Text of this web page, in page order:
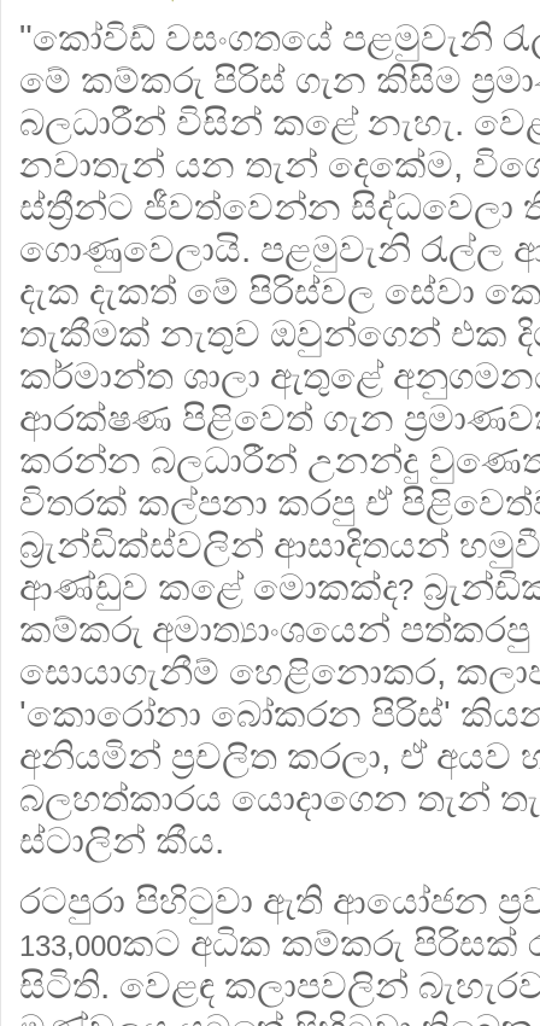
"කෝවිඩ් වසංගතයේ පළමුවැනි
මේ කම්කරු පිරිස් ගැන කිසිම
බලධාරීන් විසින් කළේ නැහැ.
නවාතැන් යන තැන් දෙකේම,
ස්ත්‍රීන්ට ජීවත්වෙන්න
ගොණුවෙලායි. පළමුවැනි රැල්ල
දැක දැකත් මේ පිරිස්වල සේවා
තැකීමක් නැතුව ඔවුන්ගෙන් එක
කර්මාන්ත ශාලා ඇතුළේ
ආරක්ෂණ පිළිවෙත් ගැන
කරන්න බලධාරීන් උනන්දු වුණෙත්
විතරක් කල්පනා කරපු ඒ
බ්‍රැන්ඩික්ස්වලින් ආසාදිතයන්
ආණ්ඩුව කළේ මොකක්ද?
කම්කරු අමාත්‍යාංශයෙන්
සොයාගැනීම් හෙළිනොකර,
'කොරෝනා බෝකරන පිරිස්'
අනියමින් ප්‍රචලිත කරලා, ඒ අයව
බලහත්කාරය යොදාගෙන තැන්
ස්ටාලින් කීය.
රටපුරා පිහිටුවා ඇති ආයෝජන
133,000කට අධික කම්කරු පිරිසක්
සිටිති. වෙළඳ කලාපවලින්